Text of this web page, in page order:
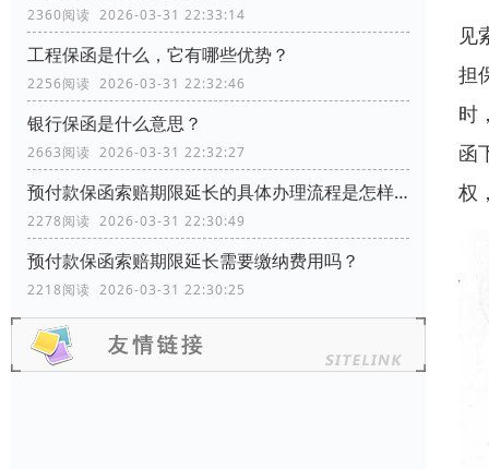
2360阅读 2026-03-31 22:33:14
工程保函是什么，它有哪些优势？
2256阅读 2026-03-31 22:32:46
银行保函是什么意思？
2663阅读 2026-03-31 22:32:27
预付款保函索赔期限延长的具体办理流程是怎样的？
2278阅读 2026-03-31 22:30:49
预付款保函索赔期限延长需要缴纳费用吗？
2218阅读 2026-03-31 22:30:25
见
担
时
函
权